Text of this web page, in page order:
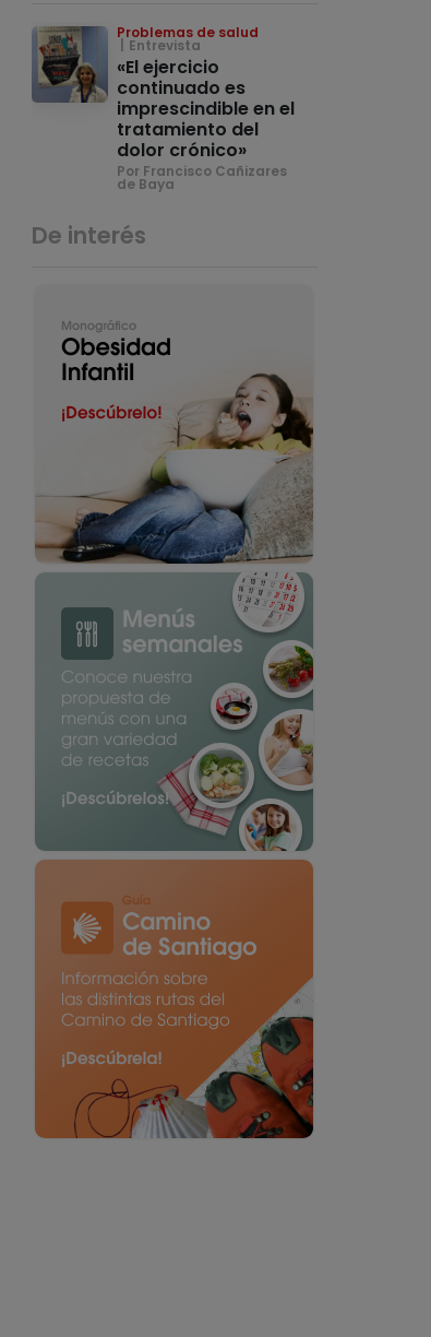
Problemas de salud
Entrevista
«El ejercicio
continuado es
imprescindible en el
tratamiento del
dolor crónico»
Por Francisco Cañizares
de Baya
De interés